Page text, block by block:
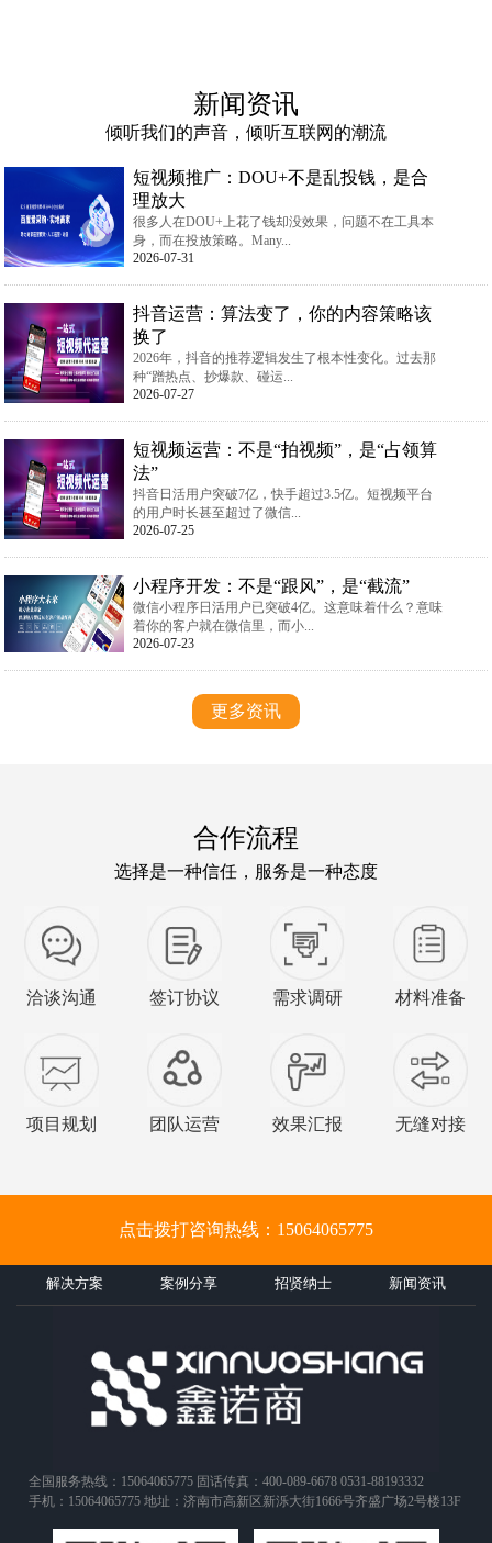
新闻资讯
倾听我们的声音，倾听互联网的潮流
短视频推广：DOU+不是乱投钱，是合
理放大
很多人在DOU+上花了钱却没效果，问题不在工具本
身，而在投放策略。Many...
2026-07-31
抖音运营：算法变了，你的内容策略该
换了
2026年，抖音的推荐逻辑发生了根本性变化。过去那
种“蹭热点、抄爆款、碰运...
2026-07-27
短视频运营：不是“拍视频”，是“占领算
法”
抖音日活用户突破7亿，快手超过3.5亿。短视频平台
的用户时长甚至超过了微信...
2026-07-25
小程序开发：不是“跟风”，是“截流”
微信小程序日活用户已突破4亿。这意味着什么？意味
着你的客户就在微信里，而小...
2026-07-23
更多资讯
合作流程
选择是一种信任，服务是一种态度
洽谈沟通 签订协议 需求调研 材料准备
项目规划 团队运营 效果汇报 无缝对接
点击拨打咨询热线：15064065775
解决方案 案例分享 招贤纳士 新闻资讯
全国服务热线：15064065775 固话传真：400-089-6678 0531-88193332
手机：15064065775 地址：济南市高新区新泺大街1666号齐盛广场2号楼13F